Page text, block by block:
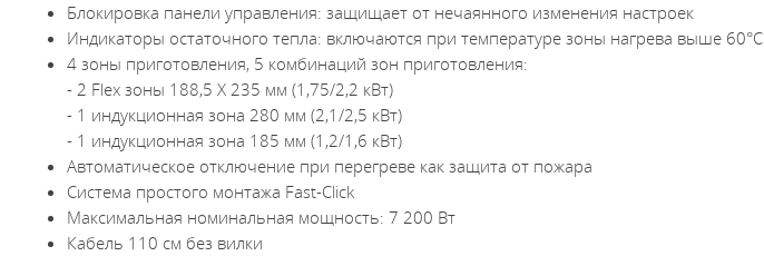
Блокировка панели управления: защищает от нечаянного изменения настроек
Индикаторы остаточного тепла: включаются при температуре зоны нагрева выше 60°С
4 зоны приготовления, 5 комбинаций зон приготовления:
- 2 Flex зоны 188,5 X 235 мм (1,75/2,2 кВт)
- 1 индукционная зона 280 мм (2,1/2,5 кВт)
- 1 индукционная зона 185 мм (1,2/1,6 кВт)
Автоматическое отключение при перегреве как защита от пожара
Система простого монтажа Fast-Click
Максимальная номинальная мощность: 7 200 Вт
Кабель 110 см без вилки